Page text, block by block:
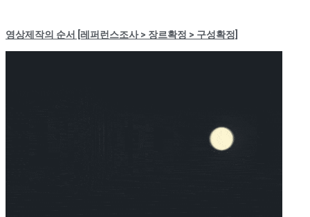
영상제작의 순서 [레퍼런스조사 > 장르확정 > 구성확정]